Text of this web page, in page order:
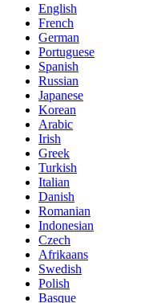
English
French
German
Portuguese
Spanish
Russian
Japanese
Korean
Arabic
Irish
Greek
Turkish
Italian
Danish
Romanian
Indonesian
Czech
Afrikaans
Swedish
Polish
Basque